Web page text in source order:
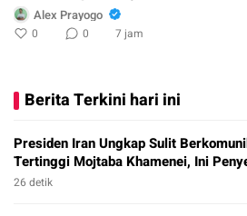
Alex Prayogo
0 0 7 jam
Berita Terkini hari ini
Presiden Iran Ungkap Sulit
Tertinggi Mojtaba Khamenei, Ini
26 detik